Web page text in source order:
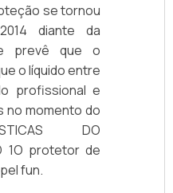
se tornou
diante da
prevê que o
o líquido entre
profissional e
no momento do
DO
1O protetor de
fun.